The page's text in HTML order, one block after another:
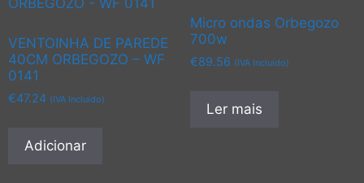
VENTOINHA DE PAREDE
40CM ORBEGOZO – WF
0141
€47.24 (IVA Incluído)
Adicionar
Micro ondas Orbegozo
700w
€89.56 (IVA Incluído)
Ler mais